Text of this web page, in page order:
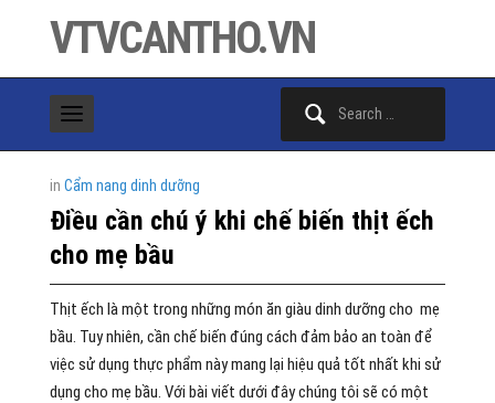
VTVCANTHO.VN
in Cẩm nang dinh dưỡng
Điều cần chú ý khi chế biến thịt ếch
cho mẹ bầu
Thịt ếch là một trong những món ăn giàu dinh dưỡng cho mẹ
bầu. Tuy nhiên, cần chế biến đúng cách đảm bảo an toàn để
việc sử dụng thực phẩm này mang lại hiệu quả tốt nhất khi sử
dụng cho mẹ bầu. Với bài viết dưới đây chúng tôi sẽ có một